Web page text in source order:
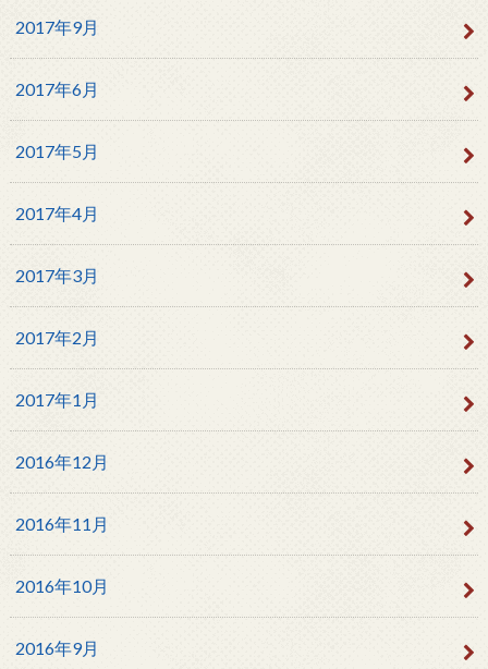
2017年9月
2017年6月
2017年5月
2017年4月
2017年3月
2017年2月
2017年1月
2016年12月
2016年11月
2016年10月
2016年9月